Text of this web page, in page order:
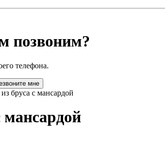
позвоним?
телефона.
бруса с мансардой
мансардой